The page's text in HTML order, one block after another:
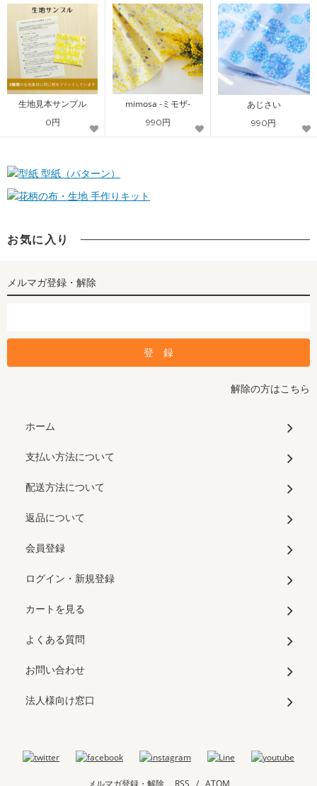
生地見本サンプル
0円
mimosa -ミモザ-
990円
あじさい
990円
型紙（パターン）
手作りキット
お気に入り
メルマガ登録・解除
解除の方はこちら
ホーム
支払い方法について
配送方法について
返品について
会員登録
ログイン・新規登録
カートを見る
よくある質問
お問い合わせ
法人様向け窓口
メルマガ登録・解除 RSS / ATOM